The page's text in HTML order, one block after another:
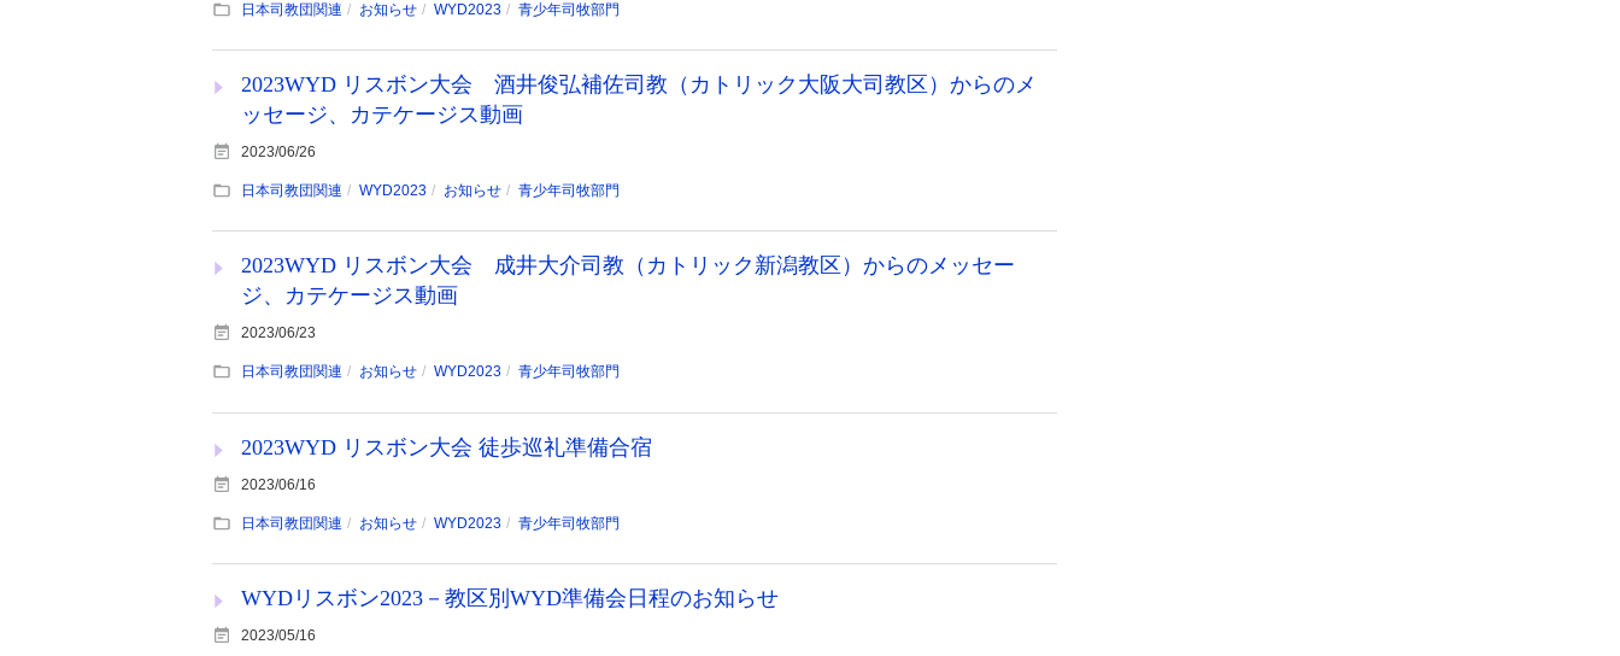
日本司教団関連 お知らせ WYD2023 青少年司牧部門
2023WYD リスボン大会 酒井俊弘補佐司教（カトリック大阪大司教区）からのメ
ッセージ、カテケージス動画
2023/06/26
日本司教団関連 WYD2023 お知らせ 青少年司牧部門
2023WYD リスボン大会 成井大介司教（カトリック新潟教区）からのメッセー
ジ、カテケージス動画
2023/06/23
日本司教団関連 お知らせ WYD2023 青少年司牧部門
2023WYD リスボン大会 徒歩巡礼準備合宿
2023/06/16
日本司教団関連 お知らせ WYD2023 青少年司牧部門
WYDリスボン2023－教区別WYD準備会日程のお知らせ
2023/05/16